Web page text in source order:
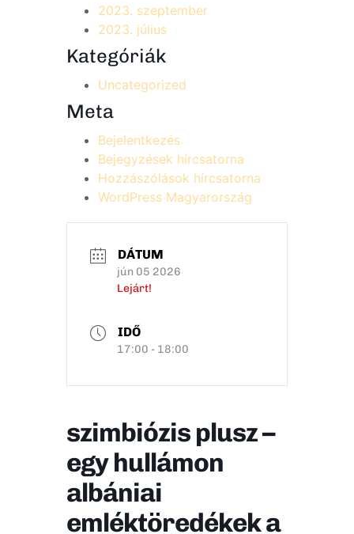
2023. szeptember
2023. július
Kategóriák
Uncategorized
Meta
Bejelentkezés
Bejegyzések hírcsatorna
Hozzászólások hírcsatorna
WordPress Magyarország
DÁTUM
jún 05 2026
Lejárt!
IDŐ
17:00 - 18:00
szimbiózis plusz –
egy hullámon
albániai
emléktöredékek a